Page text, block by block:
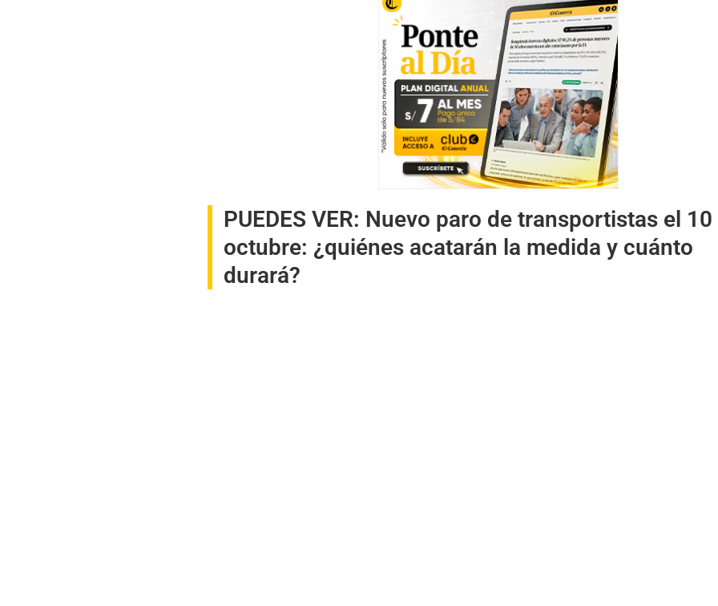
PUEDES VER: Nuevo paro de transportistas el 10
octubre: ¿quiénes acatarán la medida y cuánto
durará?